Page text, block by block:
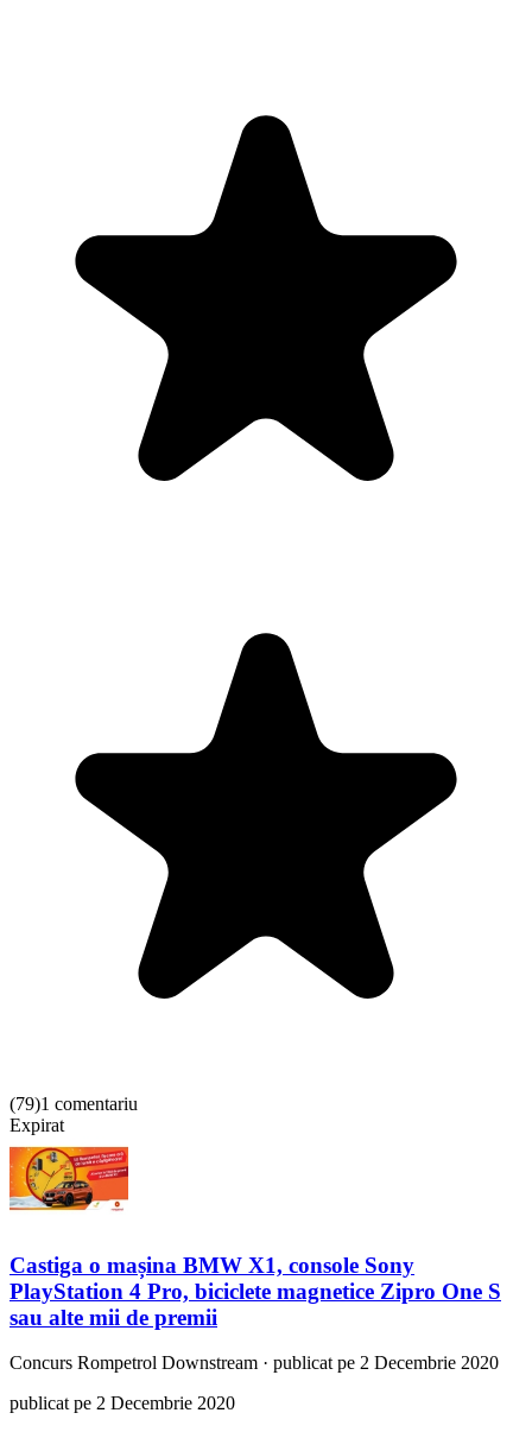
(79)1 comentariu
Expirat
Castiga o mașina BMW X1, console Sony
PlayStation 4 Pro, biciclete magnetice Zipro One S
sau alte mii de premii
Concurs Rompetrol Downstream · publicat pe 2 Decembrie 2020
publicat pe 2 Decembrie 2020